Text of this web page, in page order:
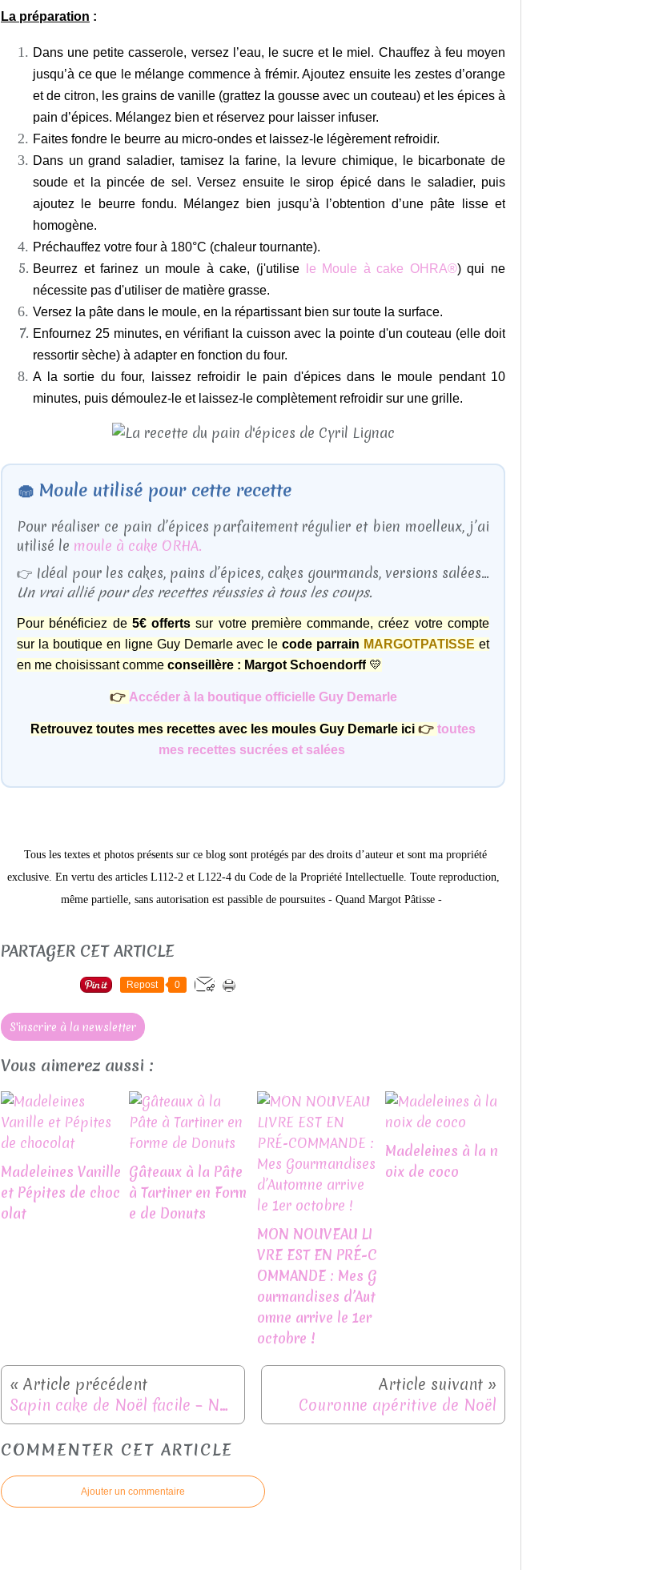
La préparation :
Dans une petite casserole, versez l’eau, le sucre et le miel. Chauffez à feu moyen
jusqu’à ce que le mélange commence à frémir. Ajoutez ensuite les zestes d’orange
et de citron, les grains de vanille (grattez la gousse avec un couteau) et les épices à
pain d’épices. Mélangez bien et réservez pour laisser infuser.
Faites fondre le beurre au micro-ondes et laissez-le légèrement refroidir.
Dans un grand saladier, tamisez la farine, la levure chimique, le bicarbonate de
soude et la pincée de sel. Versez ensuite le sirop épicé dans le saladier, puis
ajoutez le beurre fondu. Mélangez bien jusqu’à l’obtention d’une pâte lisse et
homogène.
Préchauffez votre four à 180°C (chaleur tournante).
Beurrez et farinez un moule à cake, (j'utilise
le Moule à cake OHRA®) qui ne
nécessite pas d'utiliser de matière grasse.
Versez la pâte dans le moule, en la répartissant bien sur toute la surface.
Enfournez 25 minutes, en vérifiant la cuisson avec la pointe d'un couteau (elle doit
ressortir sèche) à adapter en fonction du four.
A la sortie du four, laissez refroidir le pain d'épices dans le moule pendant 10
minutes, puis démoulez-le et laissez-le complètement refroidir sur une grille.
🧁 Moule utilisé pour cette recette
Pour réaliser ce pain d’épices parfaitement régulier et bien moelleux, j’ai
utilisé le moule à cake ORHA.
👉 Idéal pour les cakes, pains d’épices, cakes gourmands, versions salées…
Un vrai allié pour des recettes réussies à tous les coups.
Pour bénéficiez de 5€ offerts sur votre première commande, créez votre compte
sur la boutique en ligne Guy Demarle avec lecode parrain MARGOTPATISSE et
en me choisissant comme conseillère : Margot Schoendorff 💛
👉 Accéder à la boutique officielle Guy Demarle
Retrouvez toutes mes recettes avec les moules Guy Demarle ici 👉 toutes
mes recettes sucrées et salées
Tous les textes et photos présents sur ce blog sont protégés par des droits d’auteur et sont ma propriété
exclusive. En vertu des articles L112-2 et L122-4 du Code de la Propriété Intellectuelle. Toute reproduction,
même partielle, sans autorisation est passible de poursuites - Quand Margot Pâtisse -
PARTAGER CET ARTICLE
Repost 0
S'inscrire à la newsletter
Vous aimerez aussi :
Madeleines Vanille
et Pépites de choc
olat
Gâteaux à la Pâte
à Tartiner en Form
e de Donuts
MON NOUVEAU LI
VRE EST EN PRÉ-C
OMMANDE : Mes G
ourmandises d’Aut
omne arrive le 1er
octobre !
Madeleines à la n
oix de coco
Sapin cake de Noël facile – Number Cake vanille & fleur d’oranger Couronne apéritive de Noël
COMMENTER CET ARTICLE
Ajouter un commentaire